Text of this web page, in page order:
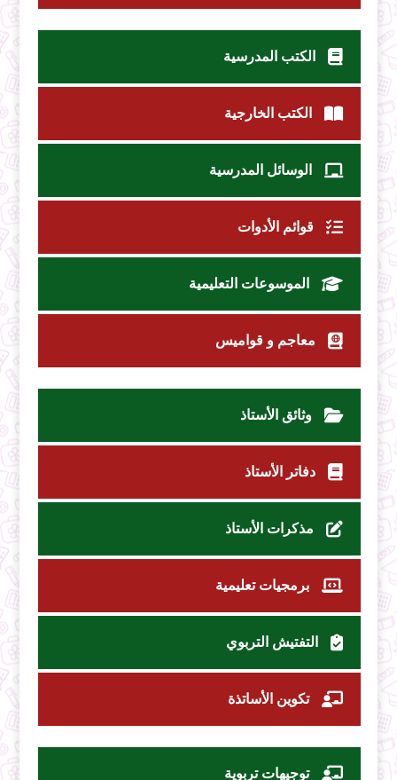
الكتب المدرسية
الكتب الخارجية
الوسائل المدرسية
قوائم الأدوات
الموسوعات التعليمية
معاجم و قواميس
وثائق الأستاذ
دفاتر الأستاذ
مذكرات الأستاذ
برمجيات تعليمية
التفتيش التربوي
تكوين الأساتذة
توجيهات تربوية